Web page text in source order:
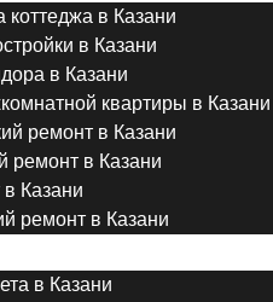
коттеджа в Казани
в Казани
в Казани
квартиры в Казани
ремонт в Казани
ремонт в Казани
Казани
ремонт в Казани
в Казани